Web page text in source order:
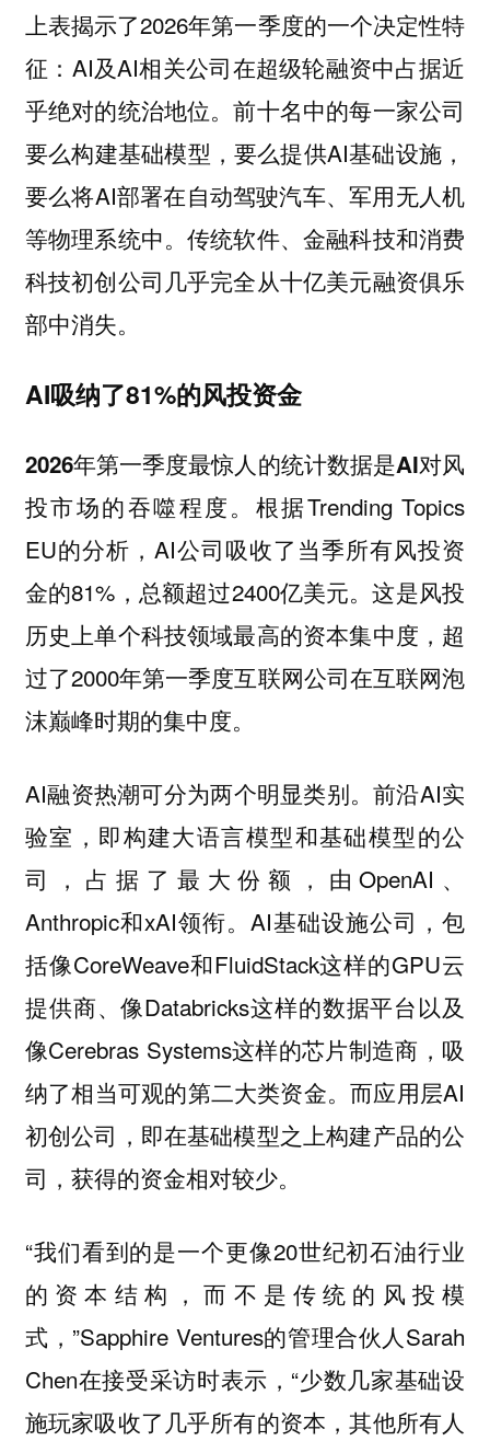
上表揭示了2026年第一季度的一个决定性特
征：AI及AI相关公司在超级轮融资中占据近
乎绝对的统治地位。前十名中的每一家公司
要么构建基础模型，要么提供AI基础设施，
要么将AI部署在自动驾驶汽车、军用无人机
等物理系统中。传统软件、金融科技和消费
科技初创公司几乎完全从十亿美元融资俱乐
部中消失。
AI吸纳了81%的风投资金
2026年第一季度最惊人的统计数据是AI对风
投市场的吞噬程度。 根据Trending Topics
EU的分析，AI公司吸收了当季所有风投资
金的81%，总额超过2400亿美元。这是风投
历史上单个科技领域最高的资本集中度，超
过了2000年第一季度互联网公司在互联网泡
沫巅峰时期的集中度。
AI融资热潮可分为两个明显类别。前沿AI实
验室，即构建大语言模型和基础模型的公
司，占据了最大份额，由OpenAI、
Anthropic和xAI领衔。AI基础设施公司，包
括像CoreWeave和FluidStack这样的GPU云
提供商、像Databricks这样的数据平台以及
像Cerebras Systems这样的芯片制造商，吸
纳了相当可观的第二大类资金。而应用层AI
初创公司，即在基础模型之上构建产品的公
司，获得的资金相对较少。
“我们看到的是一个更像20世纪初石油行业
的资本结构，而不是传统的风投模
式，”Sapphire Ventures的管理合伙人Sarah
Chen在接受采访时表示，“少数几家基础设
施玩家吸收了几乎所有的资本，其他所有人